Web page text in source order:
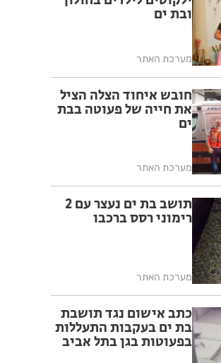
ובת ים
מערכת האתר
חובש איחוד הצלה הציל
את חייה של פעוטה בבת
ים
מערכת האתר
תושב בת ים נעצר עם 2
רימוני רסס ברכבו
מערכת האתר
כתב אישום נגד תושבת
בת ים בעקבות התעללות
בפעוטות בגן בתל אביב